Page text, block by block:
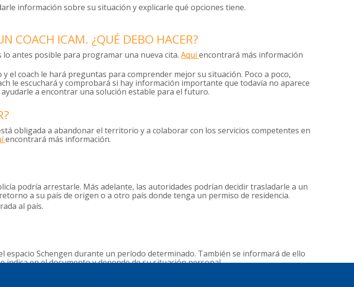
información sobre su situación y explicarle qué opciones tiene.
COACH ICAM. ¿QUÉ DEBO HACER?
antes posible para programar una nueva cita. Aquíencontrará más información
coach le hará preguntas para comprender mejor su situación. Poco a poco,
le escuchará y comprobará si hay información importante que todavía no aparece
a encontrar una solución estable para el futuro.
obligada a abandonar el territorio y a colaborar con los servicios competentes en
encontrará más información.
podría arrestarle. Más adelante, las autoridades podrían decidir trasladarle a un
a su país de origen o a otro país donde tenga un permiso de residencia.
al país.
espacio Schengen durante un período determinado. También se informará de ello
en el documento y depende de su situación personal.